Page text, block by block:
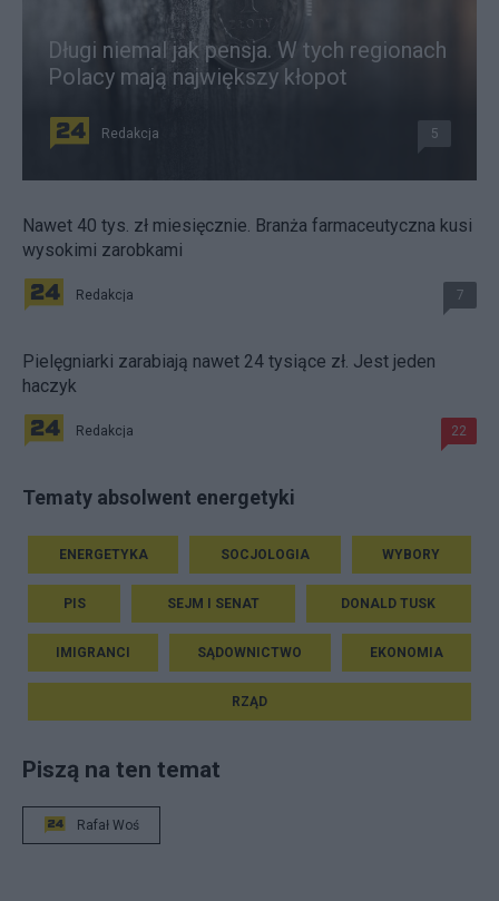
Długi niemal jak pensja. W tych regionach
Polacy mają największy kłopot
Redakcja 5
Nawet 40 tys. zł miesięcznie. Branża farmaceutyczna kusi
wysokimi zarobkami
Redakcja 7
Pielęgniarki zarabiają nawet 24 tysiące zł. Jest jeden
haczyk
Redakcja 22
Tematy absolwent energetyki
ENERGETYKA SOCJOLOGIA WYBORY
PIS SEJM I SENAT DONALD TUSK
IMIGRANCI SĄDOWNICTWO EKONOMIA
RZĄD
Piszą na ten temat
Rafał Woś